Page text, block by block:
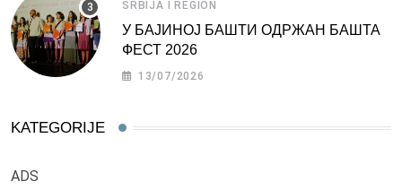
SRBIJA I REGION
У БАЈИНОЈ БАШТИ ОДРЖАН БАШТА
ФЕСТ 2026
13/07/2026
KATEGORIJE
ADS